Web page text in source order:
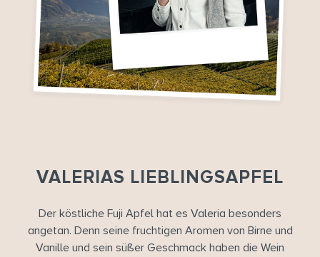
VALERIAS LIEBLINGSAPFEL
Der köstliche Fuji Apfel hat es Valeria besonders
angetan. Denn seine fruchtigen Aromen von Birne und
Vanille und sein süßer Geschmack haben die Wein